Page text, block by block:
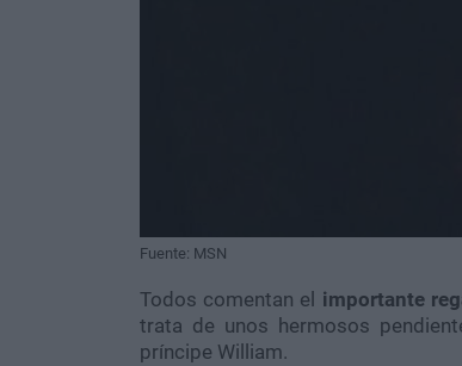
Fuente: MSN
Todos comentan el importante
trata de unos hermosos
príncipe William.